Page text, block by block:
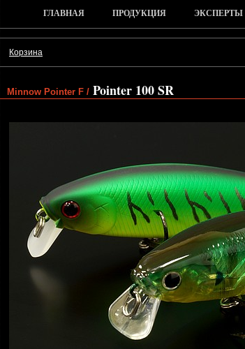
ГЛАВНАЯ ПРОДУКЦИЯ ЭКСПЕРТЫ
Корзина
Minnow Pointer F / Pointer 100 SR